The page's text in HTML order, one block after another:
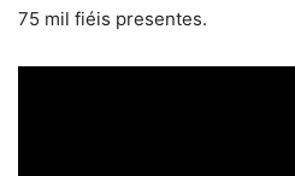
75 mil fiéis presentes.